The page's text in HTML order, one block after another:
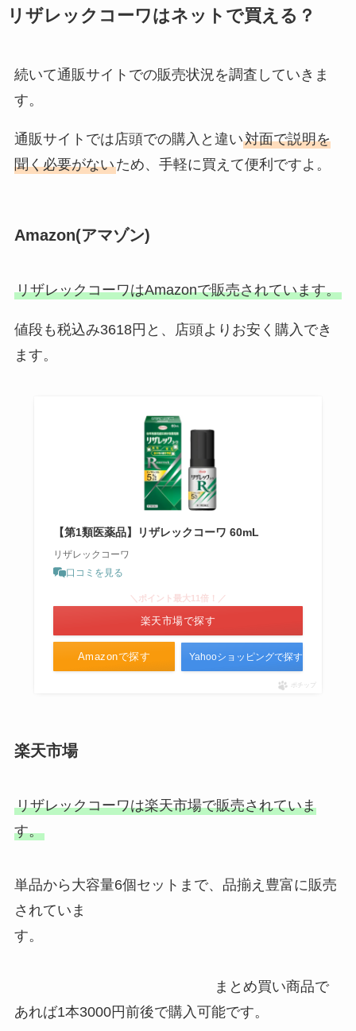
バクラヴァは成城石井に売って
る？カルディ・ローソン・コスト
値段は？売ってる場所や販売店は
ヨドバシ？
荷待ち？口コミ情報やどこで買え
の駅・スーパーにある？値段や食
レノア抗菌ビーズは販売終了？な
ぜ？amazonやコストコ・ヨドバ
シでは売ってる？
乾太くんはどこで買う？ヤマダ電
機・ケーズデンキ・ヨドバシ・ビ
simカードはどこで買う？コンビ
ニ・携帯会社で買える？購入に必
要なものも調査！
リザレックコーワはネットで買える？
続いて通販サイトでの販売状況を調査していきま
す。
通販サイトでは店頭での購入と違い対面で説明を
聞く必要がないため、手軽に買えて便利ですよ。
Amazon(アマゾン)
リザレックコーワはAmazonで販売されています。
値段も税込み3618円と、店頭よりお安く購入でき
ます。
【第1類医薬品】リザレックコーワ 60mL
リザレックコーワ
口コミを見る
Amazonで探す
＼ポイント最大11倍！／
楽天市場で探す
Yahooショッピングで探す
ポチップ
楽天市場
リザレックコーワは楽天市場で販売されていま
す。
単品から大容量6個セットまで、品揃え豊富に販売
されていま
す。
まとめ買い商品で
あれば1本3000円前後で購入可能です。